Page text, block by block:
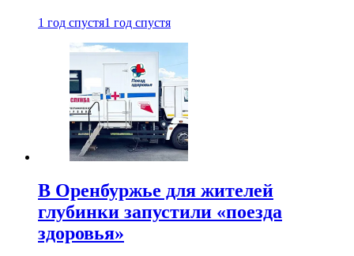
1 год спустя1 год спустя
В Оренбуржье для жителей
глубинки запустили «поезда
здоровья»